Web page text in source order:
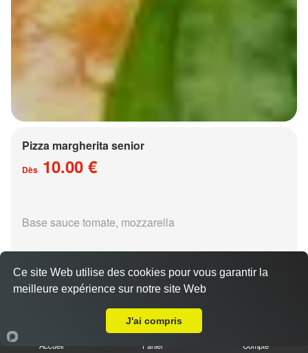
Pizza margherita senior
Dès 10.00 €
Base sauce tomate, mozzarella
15.00 €
Accueil Panier Compte
Ce site Web utilise des cookies pour vous garantir la
meilleure expérience sur notre site Web
J'ai compris